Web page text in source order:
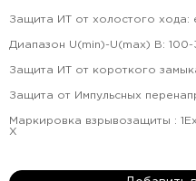
Защита ИТ от холостого хода:
Диапазон U(min)-U(max) В: 100-
Защита ИТ от короткого
Защита от Импульсных
Маркировка взрывозащиты :
X